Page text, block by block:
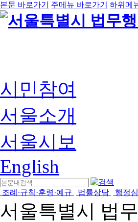
본문 바로가기 주메뉴 바로가기 하위메
시민참여
서울소개
서울시보
English
조례·규칙·훈령·예규 법률상담 행정
서울특별시 법